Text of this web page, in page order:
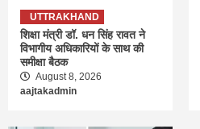
UTTRAKHAND
शिक्षा मंत्री डॉ. धन सिंह रावत ने
विभागीय अधिकारियों के साथ की
समीक्षा बैठक
August 8, 2026
aajtakadmin